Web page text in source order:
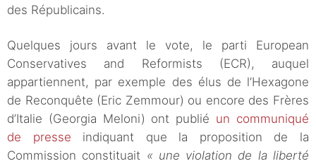
des Républicains.
Quelques jours avant le vote, le parti European
Conservatives and Reformists (ECR), auquel
appartiennent, par exemple des élus de l’Hexagone
de Reconquête (Eric Zemmour) ou encore des Frères
d’Italie (Georgia Meloni) ont publié un communiqué
de presse indiquant que la proposition de la
Commission constituait « une violation de la liberté